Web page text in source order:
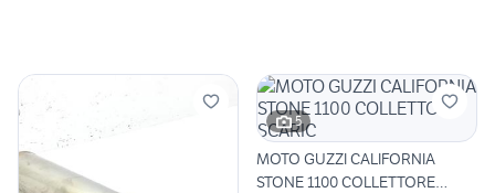
5
MOTO GUZZI CALIFORNIA
STONE 1100 COLLETTORE